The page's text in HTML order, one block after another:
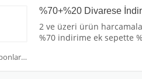
Tüm Divarese Kuponları
%70+%20 Divarese
2 ve üzeri ürün
%70 indirime ek sepette